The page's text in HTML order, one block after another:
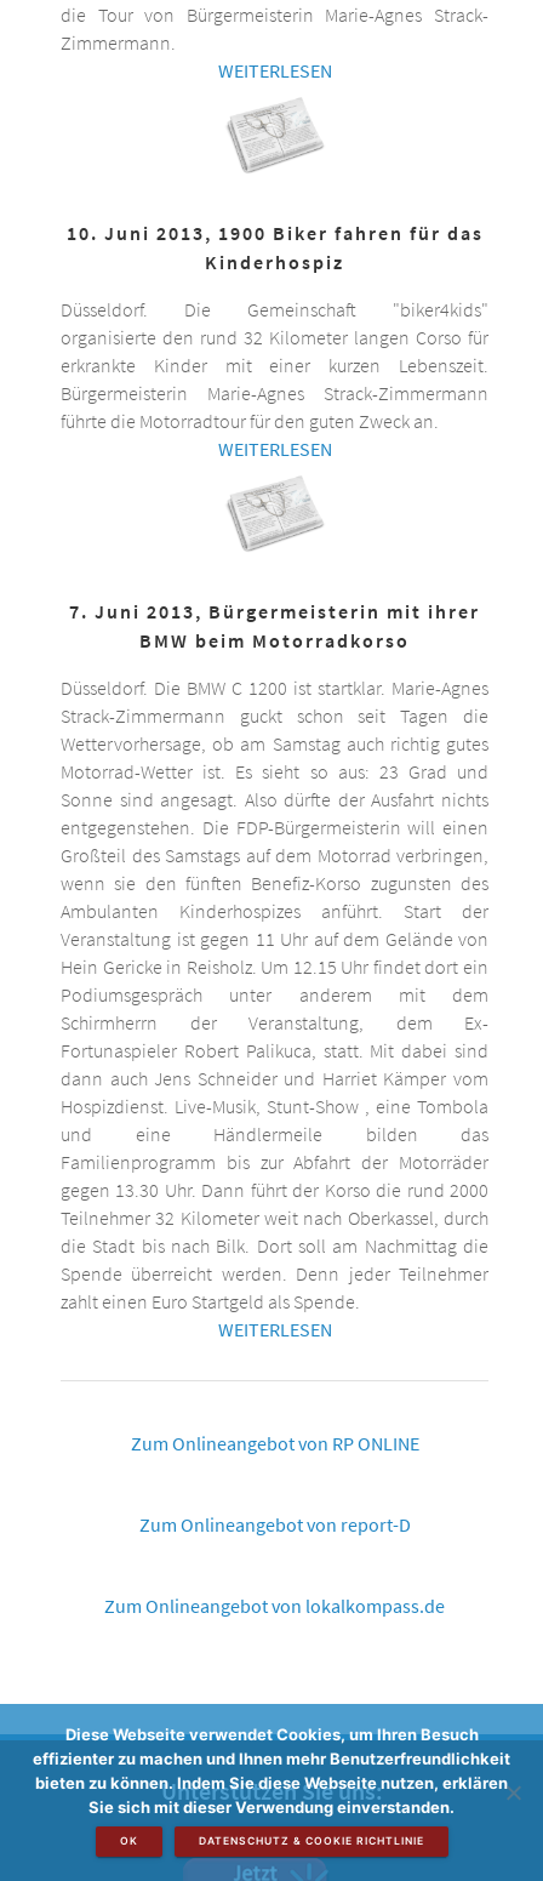
die Tour von Bürgermeisterin Marie-Agnes Strack-
Zimmermann.
WEITERLESEN
10. Juni 2013, 1900 Biker fahren für das
Kinderhospiz
Düsseldorf. Die Gemeinschaft "biker4kids"
organisierte den rund 32 Kilometer langen Corso für
erkrankte Kinder mit einer kurzen Lebenszeit.
Bürgermeisterin Marie-Agnes Strack-Zimmermann
führte die Motorradtour für den guten Zweck an.
WEITERLESEN
7. Juni 2013, Bürgermeisterin mit ihrer
BMW beim Motorradkorso
Düsseldorf. Die BMW C 1200 ist startklar. Marie-Agnes
Strack-Zimmermann guckt schon seit Tagen die
Wettervorhersage, ob am Samstag auch richtig gutes
Motorrad-Wetter ist. Es sieht so aus: 23 Grad und
Sonne sind angesagt. Also dürfte der Ausfahrt nichts
entgegenstehen. Die FDP-Bürgermeisterin will einen
Großteil des Samstags auf dem Motorrad verbringen,
wenn sie den fünften Benefiz-Korso zugunsten des
Ambulanten Kinderhospizes anführt. Start der
Veranstaltung ist gegen 11 Uhr auf dem Gelände von
Hein Gericke in Reisholz. Um 12.15 Uhr findet dort ein
Podiumsgespräch unter anderem mit dem
Schirmherrn der Veranstaltung, dem Ex-
Fortunaspieler Robert Palikuca, statt. Mit dabei sind
dann auch Jens Schneider und Harriet Kämper vom
Hospizdienst. Live-Musik, Stunt-Show , eine Tombola
und eine Händlermeile bilden das
Familienprogramm bis zur Abfahrt der Motorräder
gegen 13.30 Uhr. Dann führt der Korso die rund 2000
Teilnehmer 32 Kilometer weit nach Oberkassel, durch
die Stadt bis nach Bilk. Dort soll am Nachmittag die
Spende überreicht werden. Denn jeder Teilnehmer
zahlt einen Euro Startgeld als Spende.
WEITERLESEN
Zum Onlineangebot von RP ONLINE
Zum Onlineangebot von report-D
Zum Onlineangebot von lokalkompass.de
Unterstützen Sie uns:
Diese Webseite verwendet Cookies, um Ihren Besuch
effizienter zu machen und Ihnen mehr Benutzerfreundlichkeit
bieten zu können. Indem Sie diese Webseite nutzen, erklären
Sie sich mit dieser Verwendung einverstanden.
OK DATENSCHUTZ & COOKIE RICHTLINIE